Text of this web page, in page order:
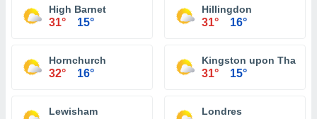
High Barnet
31° 15°
Hillingdon
31° 16°
Hornchurch
32° 16°
Kingston upon Thames
31° 15°
Lewisham Londres